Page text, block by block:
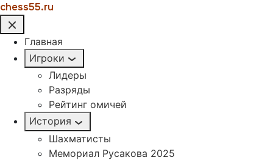
chess55.ru
Главная
Игроки
Лидеры
Разряды
Рейтинг омичей
История
Шахматисты
Мемориал Русакова 2025